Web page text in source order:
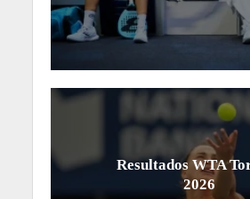
Resultados WTA
2026